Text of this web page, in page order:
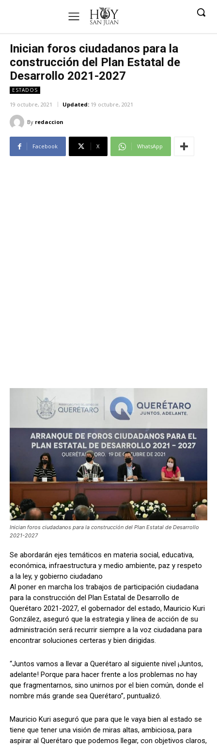
Inician foros ciudadanos para la
construcción del Plan Estatal de
Desarrollo 2021-2027
ESTADOS
19 octubre, 2021 Updated: 19 octubre, 2021
By redaccion
Facebook X WhatsApp
Inician foros ciudadanos para la construcción del Plan Estatal de Desarrollo
2021-2027
Se abordarán ejes temáticos en materia social, educativa,
económica, infraestructura y medio ambiente, paz y respeto
a la ley, y gobierno ciudadano
Al poner en marcha los trabajos de participación ciudadana
para la construcción del Plan Estatal de Desarrollo de
Querétaro 2021-2027, el gobernador del estado, Mauricio Kuri
González, aseguró que la estrategia y línea de acción de su
administración será recurrir siempre a la voz ciudadana para
encontrar soluciones certeras y bien dirigidas.
“Juntos vamos a llevar a Querétaro al siguiente nivel ¡Juntos,
adelante! Porque para hacer frente a los problemas no hay
que fragmentarnos, sino unirnos por el bien común, donde el
nombre más grande sea Querétaro”, puntualizó.
Mauricio Kuri aseguró que para que le vaya bien al estado se
tiene que tener una visión de miras altas, ambiciosa, para
aspirar al Querétaro que podemos llegar, con objetivos claros,